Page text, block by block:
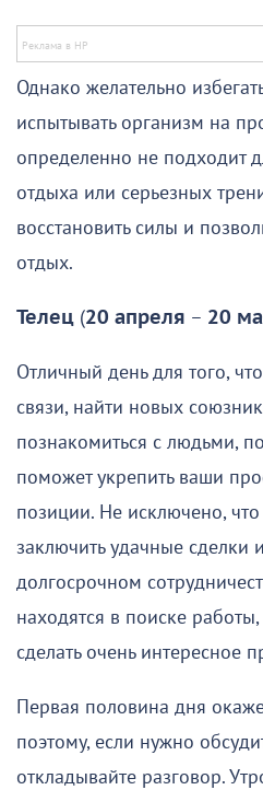
Однако желательно
испытывать организм на
определенно не подходит
отдыха или серьезных
восстановить силы и
отдых.
Телец (20 апреля – 20
Отличный день для того,
связи, найти новых
познакомиться с людьми,
поможет укрепить ваши
позиции. Не исключено,
заключить удачные сделки
долгосрочном
находятся в поиске
сделать очень интересное
Первая половина дня
поэтому, если нужно
откладывайте разговор.